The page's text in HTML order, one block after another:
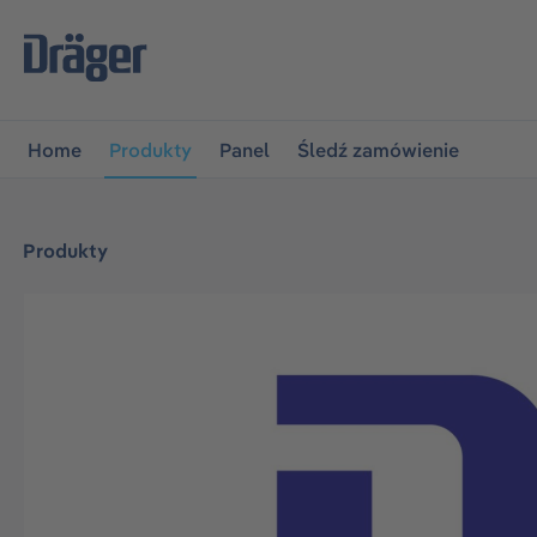
do głównej nawigacji
Home Produkty Panel Śledź zamówienie
Produkty